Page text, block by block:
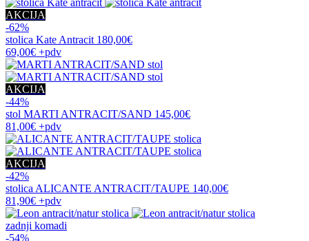
AKCIJA
-62%
stolica Kate Antracit 180,00€
69,00€ +pdv
AKCIJA
-44%
stol MARTI ANTRACIT/SAND 145,00€
81,00€ +pdv
AKCIJA
-42%
stolica ALICANTE ANTRACIT/TAUPE 140,00€
81,90€ +pdv
zadnji komadi
-54%